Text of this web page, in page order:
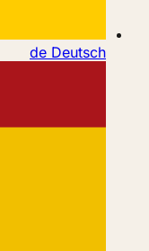
de Deutsch